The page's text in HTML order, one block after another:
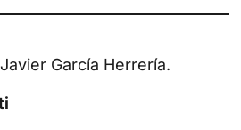
García Herrería.